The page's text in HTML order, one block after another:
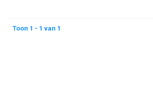
Toon 1 - 1 van 1